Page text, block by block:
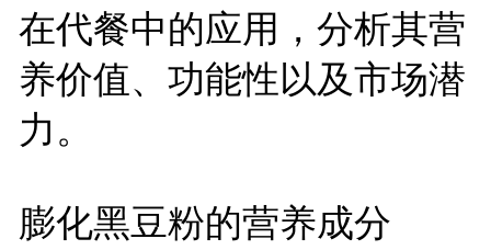
在代餐中的应用，分析其营
养价值、功能性以及市场潜
力。
膨化黑豆粉的营养成分